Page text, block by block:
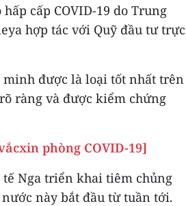
cấp COVID-19 do Trung
hợp tác với Quỹ đầu tư trực
minh được là loại tốt nhất trên
ràng và được kiểm chứng
phòng COVID-19]
Nga triển khai tiêm chủng
này bắt đầu từ tuần tới.